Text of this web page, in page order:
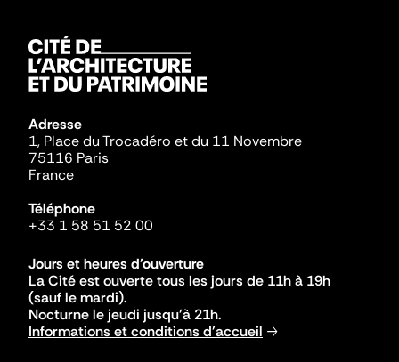
Adresse
1, Place du Trocadéro et du 11 Novembre
75116 Paris
France
Téléphone
+33 1 58 51 52 00
Jours et heures d'ouverture
La Cité est ouverte tous les jours de 11h à 19h
(sauf le mardi).
Nocturne le jeudi jusqu'à 21h.
Informations et conditions d'accueil